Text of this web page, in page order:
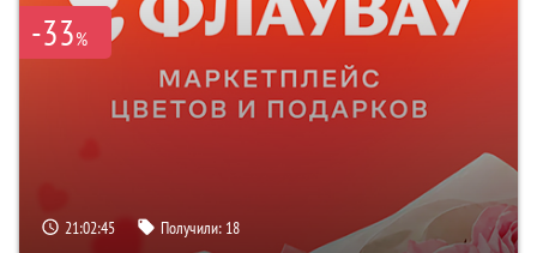
-33%
21:02:44 Получили: 18